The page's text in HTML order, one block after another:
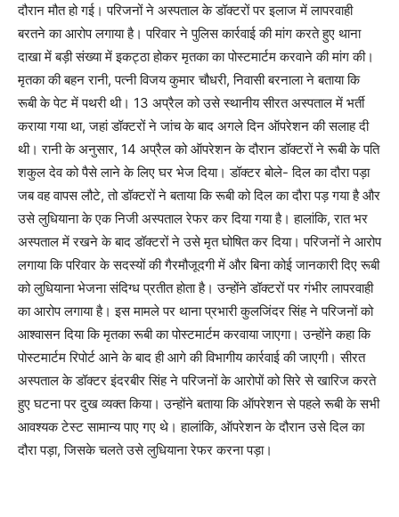
दौरान मौत हो गई। परिजनों ने अस्पताल के डॉक्टरों पर इलाज में लापरवाही
बरतने का आरोप लगाया है। परिवार ने पुलिस कार्रवाई की मांग करते हुए थाना
दाखा में बड़ी संख्या में इकट्ठा होकर मृतका का पोस्टमार्टम करवाने की मांग की।
मृतका की बहन रानी, पत्नी विजय कुमार चौधरी, निवासी बरनाला ने बताया कि
रूबी के पेट में पथरी थी। 13 अप्रैल को उसे स्थानीय सीरत अस्पताल में भर्ती
कराया गया था, जहां डॉक्टरों ने जांच के बाद अगले दिन ऑपरेशन की सलाह दी
थी। रानी के अनुसार, 14 अप्रैल को ऑपरेशन के दौरान डॉक्टरों ने रूबी के पति
शकुल देव को पैसे लाने के लिए घर भेज दिया। डॉक्टर बोले- दिल का दौरा पड़ा
जब वह वापस लौटे, तो डॉक्टरों ने बताया कि रूबी को दिल का दौरा पड़ गया है और
उसे लुधियाना के एक निजी अस्पताल रेफर कर दिया गया है। हालांकि, रात भर
अस्पताल में रखने के बाद डॉक्टरों ने उसे मृत घोषित कर दिया। परिजनों ने आरोप
लगाया कि परिवार के सदस्यों की गैरमौजूदगी में और बिना कोई जानकारी दिए रूबी
को लुधियाना भेजना संदिग्ध प्रतीत होता है। उन्होंने डॉक्टरों पर गंभीर लापरवाही
का आरोप लगाया है। इस मामले पर थाना प्रभारी कुलजिंदर सिंह ने परिजनों को
आश्वासन दिया कि मृतका रूबी का पोस्टमार्टम करवाया जाएगा। उन्होंने कहा कि
पोस्टमार्टम रिपोर्ट आने के बाद ही आगे की विभागीय कार्रवाई की जाएगी। सीरत
अस्पताल के डॉक्टर इंदरबीर सिंह ने परिजनों के आरोपों को सिरे से खारिज करते
हुए घटना पर दुख व्यक्त किया। उन्होंने बताया कि ऑपरेशन से पहले रूबी के सभी
आवश्यक टेस्ट सामान्य पाए गए थे। हालांकि, ऑपरेशन के दौरान उसे दिल का
दौरा पड़ा, जिसके चलते उसे लुधियाना रेफर करना पड़ा।